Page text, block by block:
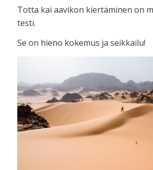
Totta kai aavikon kiertäminen on
testi.
Se on hieno kokemus ja seikkailu!